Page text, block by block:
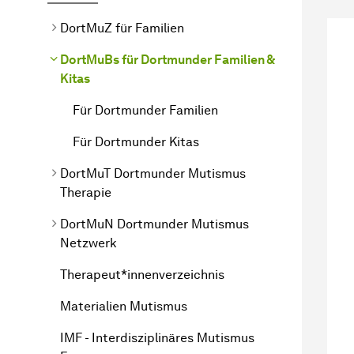
DortMuZ für Familien
DortMuBs für Dortmunder Familien &
Kitas
Für Dortmunder Familien
Für Dortmunder Kitas
DortMuT Dortmunder Mutismus
Therapie
DortMuN Dortmunder Mutismus
Netzwerk
Therapeut*innenverzeichnis
Materialien Mutismus
IMF - Interdisziplinäres Mutismus